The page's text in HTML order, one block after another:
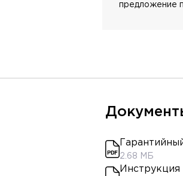
предложение
2.68 МБ